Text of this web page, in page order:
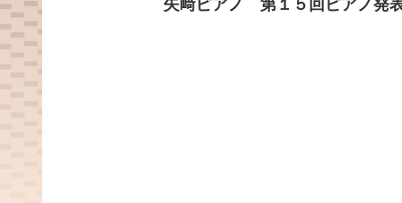
矢﨑ピアノ 第１５回ピアノ発